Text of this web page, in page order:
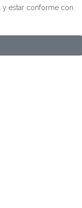
y estar conforme con